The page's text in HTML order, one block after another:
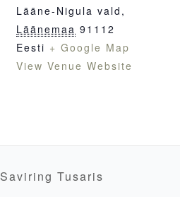
Lääne-Nigula vald ,
Läänemaa 91112
Eesti + Google Map
View Venue Website
Saviring Tusaris